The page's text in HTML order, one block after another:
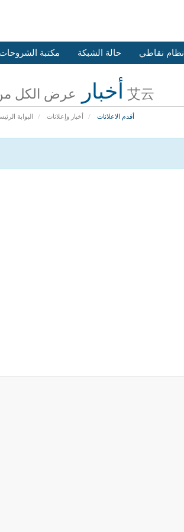
مكتبة الشروحات حالة الشبكة نظام نقاطي
أخبار عرض الكل من 艾云
البوابة أخبار وإعلانات أقدم الاعلانات